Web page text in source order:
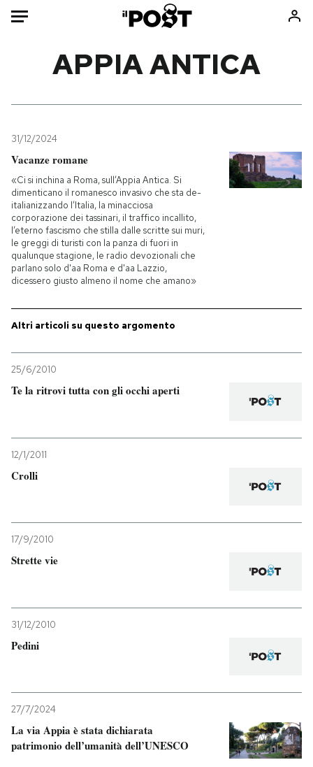
Mondo
Politica
Tecnologia
Internet
Scienza
Cultura
Economia
Sport
Consumismi
Storie/Idee
Ok Boomer!
Media
Europa
Altrecose
Mondiali calcio 2026
NEWSLETTER
SHOP
CALENDARIO
APPIA ANTICA
31/12/2024
Vacanze romane
«Ci si inchina a Roma, sull’Appia Antica. Si
dimenticano il romanesco invasivo che sta de-
italianizzando l’Italia, la minacciosa
corporazione dei tassinari, il traffico incallito,
l’eterno fascismo che stilla dalle scritte sui muri,
le greggi di turisti con la panza di fuori in
qualunque stagione, le radio devozionali che
parlano solo d'aa Roma e d'aa Lazzio,
dicessero giusto almeno il nome che amano»
Altri articoli su questo argomento
25/6/2010
Te la ritrovi tutta con gli occhi aperti
12/1/2011
Crolli
17/9/2010
Strette vie
31/12/2010
Pedini
27/7/2024
La via Appia è stata dichiarata
patrimonio dell’umanità dell’UNESCO